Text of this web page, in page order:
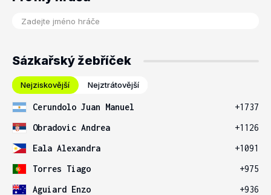
Sázkařský žebříček
Nejziskovější Nejztrátovější
Cerundolo Juan Manuel
+1737
Obradovic Andrea
+1126
Eala Alexandra
+1091
Torres Tiago
+975
Aguiard Enzo
+936